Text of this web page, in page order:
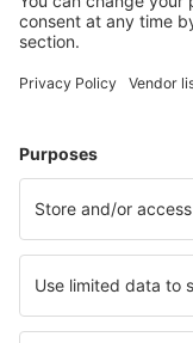
Meist
Hotels in USA -
Hotels in Sevierville
Hotels in Palm Desert
Hotels in Sunriver